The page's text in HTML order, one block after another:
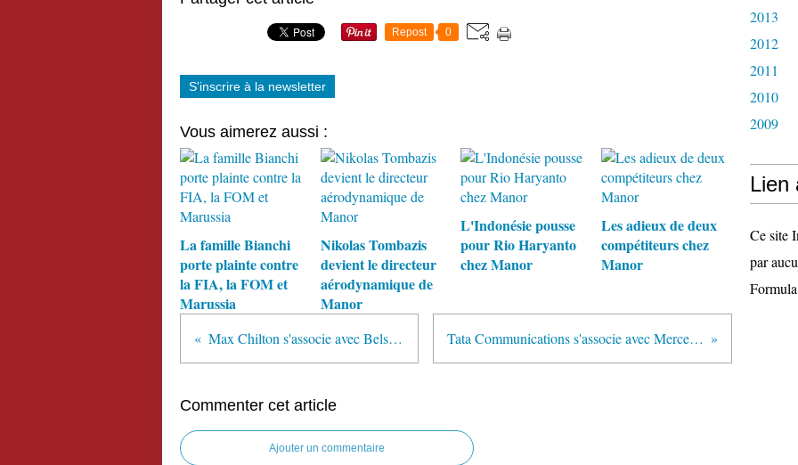
Repost 0
S'inscrire à la newsletter
Vous aimerez aussi :
La famille Bianchi
porte plainte contre
la FIA, la FOM et
Marussia
Nikolas Tombazis
devient le directeur
aérodynamique de
Manor
L'Indonésie pousse
pour Rio Haryanto
chez Manor
Les adieux de deux
compétiteurs chez
Manor
Max Chilton s'associe avec Belstaff Tata Communications s'associe avec Mercedes
Commenter cet article
Ajouter un commentaire
2013
2012
2011
2010
2009
Lien
Ce site
par